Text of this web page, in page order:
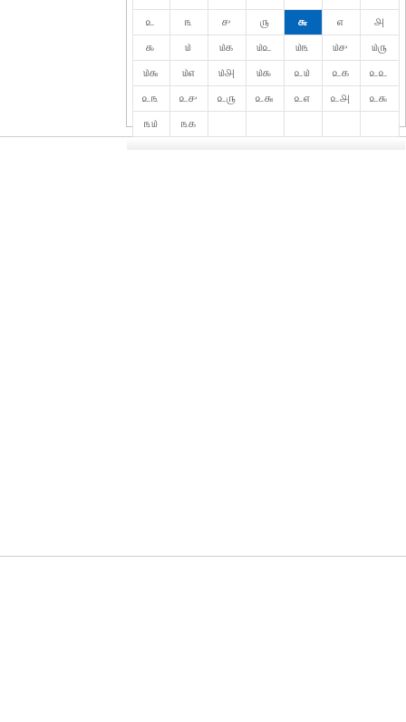
௨
௩ ௪ ௫ ௬ ௭
௮
௯
௰ ௰௧ ௰௨ ௰௩ ௰௪
௰௫
௰௬
௰௭ ௰௮ ௰௯ ௨௰ ௨௧
௨௨
௨௩
௨௪ ௨௫ ௨௬ ௨௭ ௨௮
௨௯
௩௰
௩௧